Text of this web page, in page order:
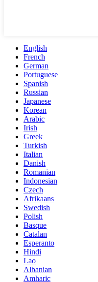
English
French
German
Portuguese
Spanish
Russian
Japanese
Korean
Arabic
Irish
Greek
Turkish
Italian
Danish
Romanian
Indonesian
Czech
Afrikaans
Swedish
Polish
Basque
Catalan
Esperanto
Hindi
Lao
Albanian
Amharic